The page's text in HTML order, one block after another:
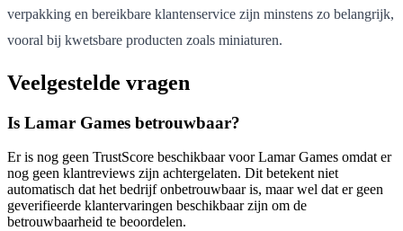
verpakking en bereikbare klantenservice zijn minstens zo belangrijk,
vooral bij kwetsbare producten zoals miniaturen.
Veelgestelde vragen
Is Lamar Games betrouwbaar?
Er is nog geen TrustScore beschikbaar voor Lamar Games omdat er
nog geen klantreviews zijn achtergelaten. Dit betekent niet
automatisch dat het bedrijf onbetrouwbaar is, maar wel dat er geen
geverifieerde klantervaringen beschikbaar zijn om de
betrouwbaarheid te beoordelen.